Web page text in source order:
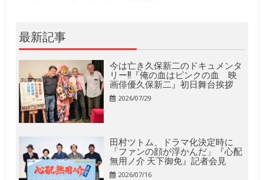
最新記事
今は亡き久保新二のドキュメンタ
リー!!『俺の血はピンクの血 映
画俳優久保新二』初日舞台挨拶
2026/07/29
田村ツトム、ドラマ化決定時に
「ファンの顔が浮かんだ」『心配
無用ノ介 天下御免』記者会見
2026/07/16